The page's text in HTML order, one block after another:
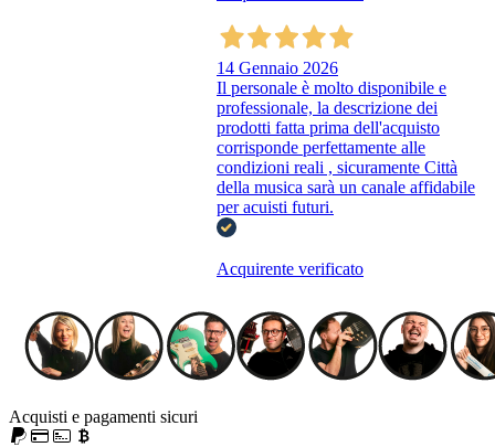
14 Gennaio 2026
Il personale è molto disponibile e
professionale, la descrizione dei
prodotti fatta prima dell'acquisto
corrisponde perfettamente alle
condizioni reali , sicuramente Città
della musica sarà un canale affidabile
per acuisti futuri.
Acquirente verificato
Acquisti e pagamenti sicuri